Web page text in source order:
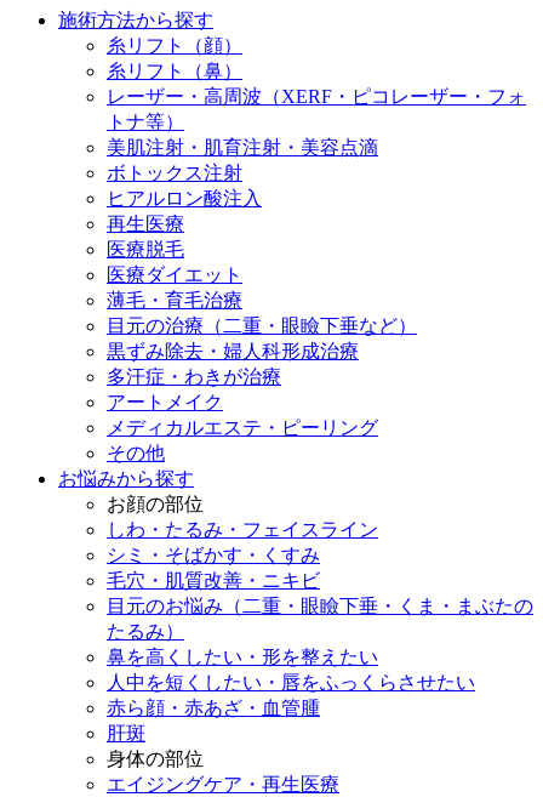
施術方法から探す
糸リフト（顔）
糸リフト（鼻）
レーザー・高周波（XERF・ピコレーザー・フォ
トナ等）
美肌注射・肌育注射・美容点滴
ボトックス注射
ヒアルロン酸注入
再生医療
医療脱毛
医療ダイエット
薄毛・育毛治療
目元の治療（二重・眼瞼下垂など）
黒ずみ除去・婦人科形成治療
多汗症・わきが治療
アートメイク
メディカルエステ・ピーリング
その他
お悩みから探す
お顔の部位
しわ・たるみ・フェイスライン
シミ・そばかす・くすみ
毛穴・肌質改善・ニキビ
目元のお悩み（二重・眼瞼下垂・くま・まぶたの
たるみ）
鼻を高くしたい・形を整えたい
人中を短くしたい・唇をふっくらさせたい
赤ら顔・赤あざ・血管腫
肝斑
身体の部位
エイジングケア・再生医療